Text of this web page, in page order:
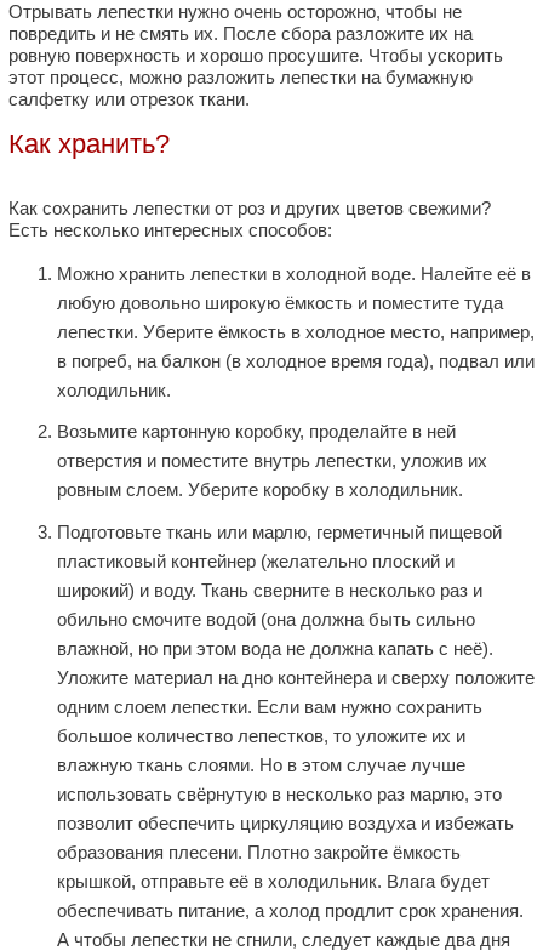
Отрывать лепестки нужно очень осторожно, чтобы не
повредить и не смять их. После сбора разложите их на
ровную поверхность и хорошо просушите. Чтобы ускорить
этот процесс, можно разложить лепестки на бумажную
салфетку или отрезок ткани.
Как хранить?
Как сохранить лепестки от роз и других цветов свежими?
Есть несколько интересных способов:
Можно хранить лепестки в холодной воде. Налейте её в
любую довольно широкую ёмкость и поместите туда
лепестки. Уберите ёмкость в холодное место, например,
в погреб, на балкон (в холодное время года), подвал или
холодильник.
Возьмите картонную коробку, проделайте в ней
отверстия и поместите внутрь лепестки, уложив их
ровным слоем. Уберите коробку в холодильник.
Подготовьте ткань или марлю, герметичный пищевой
пластиковый контейнер (желательно плоский и
широкий) и воду. Ткань сверните в несколько раз и
обильно смочите водой (она должна быть сильно
влажной, но при этом вода не должна капать с неё).
Уложите материал на дно контейнера и сверху положите
одним слоем лепестки. Если вам нужно сохранить
большое количество лепестков, то уложите их и
влажную ткань слоями. Но в этом случае лучше
использовать свёрнутую в несколько раз марлю, это
позволит обеспечить циркуляцию воздуха и избежать
образования плесени. Плотно закройте ёмкость
крышкой, отправьте её в холодильник. Влага будет
обеспечивать питание, а холод продлит срок хранения.
А чтобы лепестки не сгнили, следует каждые два дня